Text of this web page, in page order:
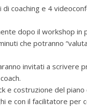
coaching e 4
dopo il workshop
che potranno
invitati a scrivere
e costruzione del
e con il facilitatore per